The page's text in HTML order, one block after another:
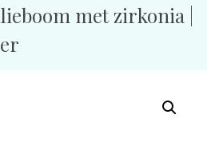
met zirkonia |